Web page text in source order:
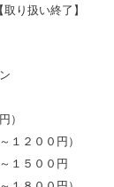
り扱い終了】
）
１２００円）
１５００円